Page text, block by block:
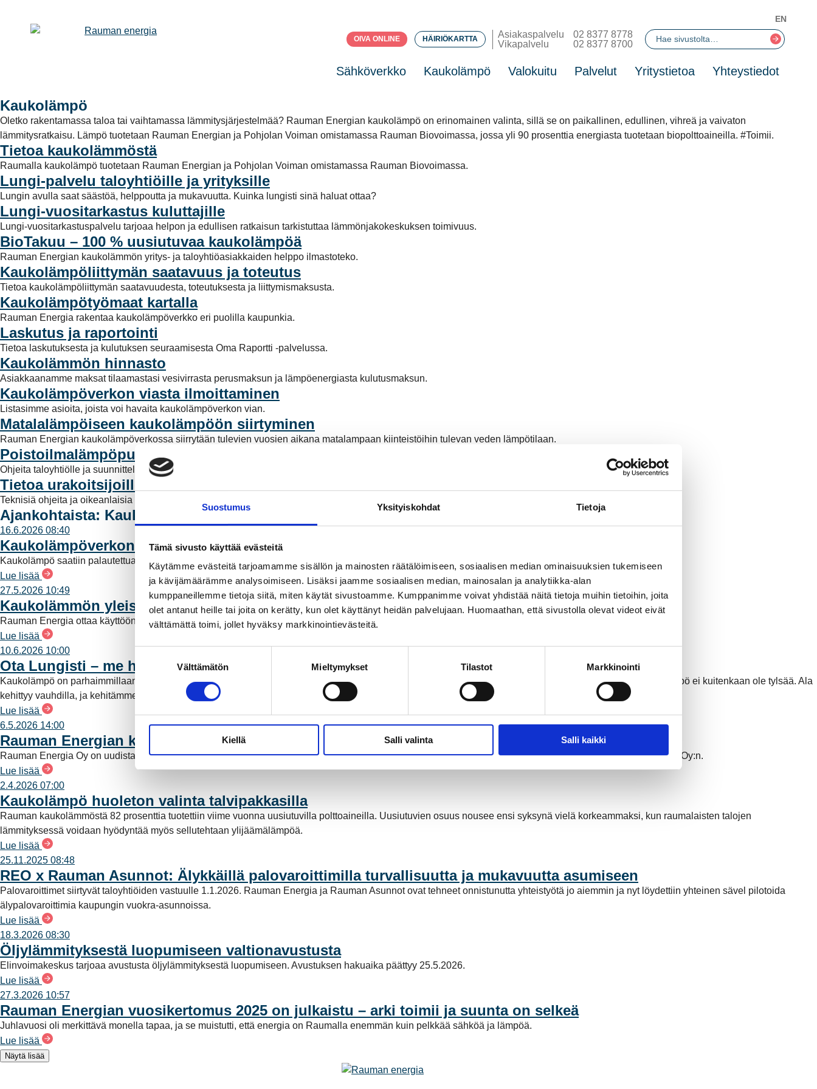
Suostumus Yksityiskohdat Tietoja
Tämä sivusto käyttää evästeitä
Käytämme evästeitä tarjoamamme sisällön ja mainosten räätälöimiseen, sosiaalisen median ominaisuuksien tukemiseen
ja kävijämäärämme analysoimiseen. Lisäksi jaamme sosiaalisen median, mainosalan ja analytiikka-alan
kumppaneillemme tietoja siitä, miten käytät sivustoamme. Kumppanimme voivat yhdistää näitä tietoja muihin tietoihin, joita
olet antanut heille tai joita on kerätty, kun olet käyttänyt heidän palvelujaan. Huomaathan, että sivustolla olevat videot eivät
välttämättä toimi, jollet hyväksy markkinointievästeitä.
o
s
m
u
k
e
n
v
i
n
t
Välttämätön Mieltymykset Tilastot Markkinointi
Kiellä Salli valinta Salli kaikki
OIVA ONLINE HÄIRIÖKARTTA Asiakaspalvelu
02 8377 8778
Vikapalvelu
02 8377 8700
Sähköverkko Kaukolämpö Valokuitu Palvelut Yritystietoa Yhteystiedot
EN
Kaukolämpö
Oletko rakentamassa taloa tai vaihtamassa lämmitysjärjestelmää? Rauman Energian kaukolämpö on erinomainen valinta, sillä se on paikallinen, edullinen, vihreä ja vaivaton
lämmitysratkaisu. Lämpö tuotetaan Rauman Energian ja Pohjolan Voiman omistamassa Rauman Biovoimassa, jossa yli 90 prosenttia energiasta tuotetaan biopolttoaineilla. #Toimii.
Tietoa kaukolämmöstä
Raumalla kaukolämpö tuotetaan Rauman Energian ja Pohjolan Voiman omistamassa Rauman Biovoimassa.
Lungi-palvelu taloyhtiöille ja yrityksille
Lungin avulla saat säästöä, helppoutta ja mukavuutta. Kuinka lungisti sinä haluat ottaa?
Lungi-vuositarkastus kuluttajille
Lungi-vuositarkastuspalvelu tarjoaa helpon ja edullisen ratkaisun tarkistuttaa lämmönjakokeskuksen toimivuus.
BioTakuu – 100 % uusiutuvaa kaukolämpöä
Rauman Energian kaukolämmön yritys- ja taloyhtiöasiakkaiden helppo ilmastoteko.
Kaukolämpöliittymän saatavuus ja toteutus
Tietoa kaukolämpöliittymän saatavuudesta, toteutuksesta ja liittymismaksusta.
Kaukolämpötyömaat kartalla
Rauman Energia rakentaa kaukolämpöverkko eri puolilla kaupunkia.
Laskutus ja raportointi
Tietoa laskutuksesta ja kulutuksen seuraamisesta Oma Raportti -palvelussa.
Kaukolämmön hinnasto
Asiakkaanamme maksat tilaamastasi vesivirrasta perusmaksun ja lämpöenergiasta kulutusmaksun.
Kaukolämpöverkon viasta ilmoittaminen
Listasimme asioita, joista voi havaita kaukolämpöverkon vian.
Matalalämpöiseen kaukolämpöön siirtyminen
Rauman Energian kaukolämpöverkossa siirrytään tulevien vuosien aikana matalampaan kiinteistöihin tulevan veden lämpötilaan.
Poistoilmalämpöpumppu kaukolämpötaloon
Ohjeita taloyhtiölle ja suunnittelijalle sekä tietopaketti hybridikytkennöistä.
Tietoa urakoitsijoille
Teknisiä ohjeita ja oikeanlaisia menettelytapoja kaukolämpöliittymän rakentajalle.
Ajankohtaista: Kaukolämpö
16.6.2026 08:40
Kaukolämpöverkon vikatilanne korjattu
Kaukolämpö saatiin palautettua kohteisiin samana päivänä ja Steniuksenkadulla sijaitsevan kaivannon täyttö saadaan valmiiksi 18.6.2026.
Lue lisää
27.5.2026 10:49
Kaukolämmön yleiset sopimusehdot päivittyvät
Rauman Energia ottaa käyttöön Energiateollisuus ry:n suosittelemat uudet kaukolämmön yleiset sopimusehdot 1. kesäkuuta 2026.
Lue lisää
10.6.2026 10:00
Ota Lungisti – me huolehdimme lämmöstä
Kaukolämpö on parhaimmillaan juuri silloin, kun se tuntuu vähän tylsältä kaupunkilaisten näkökulmasta. Eli toimii huolettomasti ja varmasti. REO:lla kaukolämpö ei kuitenkaan ole tylsää. Ala
kehittyy vauhdilla, ja kehitämme jatkuvasti palveluja, jotka helpottavat asiakkaiden arkea ja ehkäisevät yllättäviä tilanteita.
Lue lisää
6.5.2026 14:00
Rauman Energian kaukolämmön kunnossapidon kumppaniksi ETH Group Oy
Rauman Energia Oy on uudistanut kaukolämpötoimintansa kunnossapidon ja asennustöiden organisointia valitsemalla kunnossapitokumppaniksi ETH Group Oy:n.
Lue lisää
2.4.2026 07:00
Kaukolämpö huoleton valinta talvipakkasilla
Rauman kaukolämmöstä 82 prosenttia tuotettiin viime vuonna uusiutuvilla polttoaineilla. Uusiutuvien osuus nousee ensi syksynä vielä korkeammaksi, kun raumalaisten talojen
lämmityksessä voidaan hyödyntää myös sellutehtaan ylijäämälämpöä.
Lue lisää
25.11.2025 08:48
REO x Rauman Asunnot: Älykkäillä palovaroittimilla turvallisuutta ja mukavuutta asumiseen
Palovaroittimet siirtyvät taloyhtiöiden vastuulle 1.1.2026. Rauman Energia ja Rauman Asunnot ovat tehneet onnistunutta yhteistyötä jo aiemmin ja nyt löydettiin yhteinen sävel pilotoida
älypalovaroittimia kaupungin vuokra-asunnoissa.
Lue lisää
18.3.2026 08:30
Öljylämmityksestä luopumiseen valtionavustusta
Elinvoimakeskus tarjoaa avustusta öljylämmityksestä luopumiseen. Avustuksen hakuaika päättyy 25.5.2026.
Lue lisää
27.3.2026 10:57
Rauman Energian vuosikertomus 2025 on julkaistu – arki toimii ja suunta on selkeä
Juhlavuosi oli merkittävä monella tapaa, ja se muistutti, että energia on Raumalla enemmän kuin pelkkää sähköä ja lämpöä.
Lue lisää
Näytä lisää